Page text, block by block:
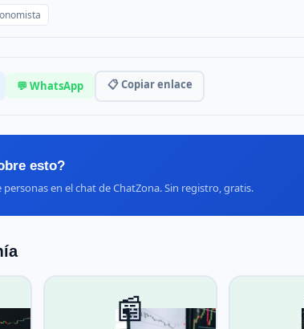
💬 WhatsApp 📋 Copiar enlace
esto?
personas en el chat de ChatZona. Sin registro, gratis.
📰